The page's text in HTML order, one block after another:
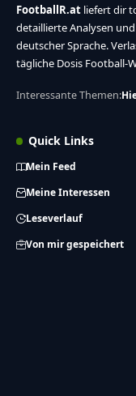
FootballR.at liefert dir
detaillierte Analysen
deutscher Sprache.
tägliche Dosis Football-
Interessante Themen:
Quick Links
Mein Feed
Meine Interessen
Leseverlauf
Von mir gespeichert